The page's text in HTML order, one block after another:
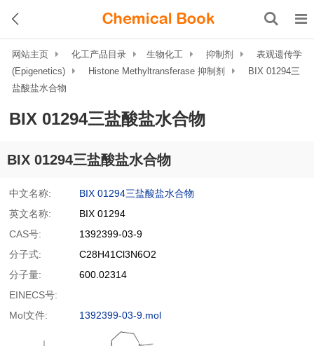
网站主页 化工产品目录 生物化工 抑制剂
表观遗传学
(Epigenetics)
Histone Methyltransferase 抑制剂
BIX 01294三
盐酸盐水合物
BIX 01294三盐酸盐水合物
BIX 01294三盐酸盐水合物
中文名称:
BIX 01294三盐酸盐水合物
英文名称:
BIX 01294
CAS号:
1392399-03-9
分子式:
C28H41Cl3N6O2
分子量:
600.02314
EINECS号:
Mol文件:
1392399-03-9.mol